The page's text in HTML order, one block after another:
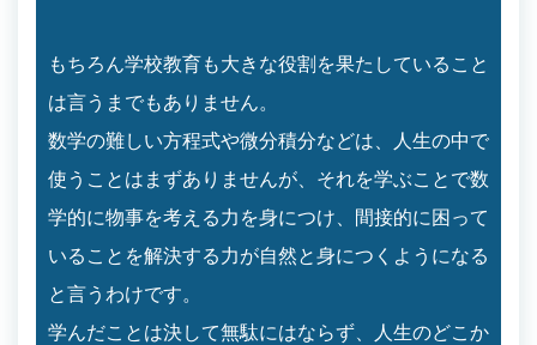
もちろん学校教育も大きな役割を果たしていること
は言うまでもありません。
数学の難しい方程式や微分積分などは、人生の中で
使うことはまずありませんが、それを学ぶことで数
学的に物事を考える力を身につけ、間接的に困って
いることを解決する力が自然と身につくようになる
と言うわけです。
学んだことは決して無駄にはならず、人生のどこか